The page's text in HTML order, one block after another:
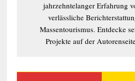
jahrzehntelanger Erfahrung
verlässliche
Massentourismus. Entdecke
Projekte auf der